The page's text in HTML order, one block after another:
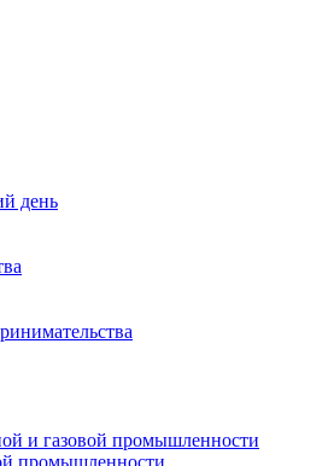
день
и газовой промышленности
промышленности